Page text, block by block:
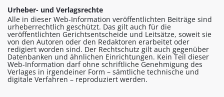
Urheber- und Verlagsrechte
Alle in dieser Web-Information veröffentlichten Beiträge sind
urheberrechtlich geschützt. Das gilt auch für die
veröffentlichten Gerichtsentscheide und Leitsätze, soweit sie
von den Autoren oder den Redaktoren erarbeitet oder
redigiert worden sind. Der Rechtschutz gilt auch gegenüber
Datenbanken und ähnlichen Einrichtungen. Kein Teil dieser
Web-Information darf ohne schriftliche Genehmigung des
Verlages in irgendeiner Form – sämtliche technische und
digitale Verfahren – reproduziert werden.